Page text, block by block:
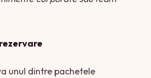
unul dintre pachetele